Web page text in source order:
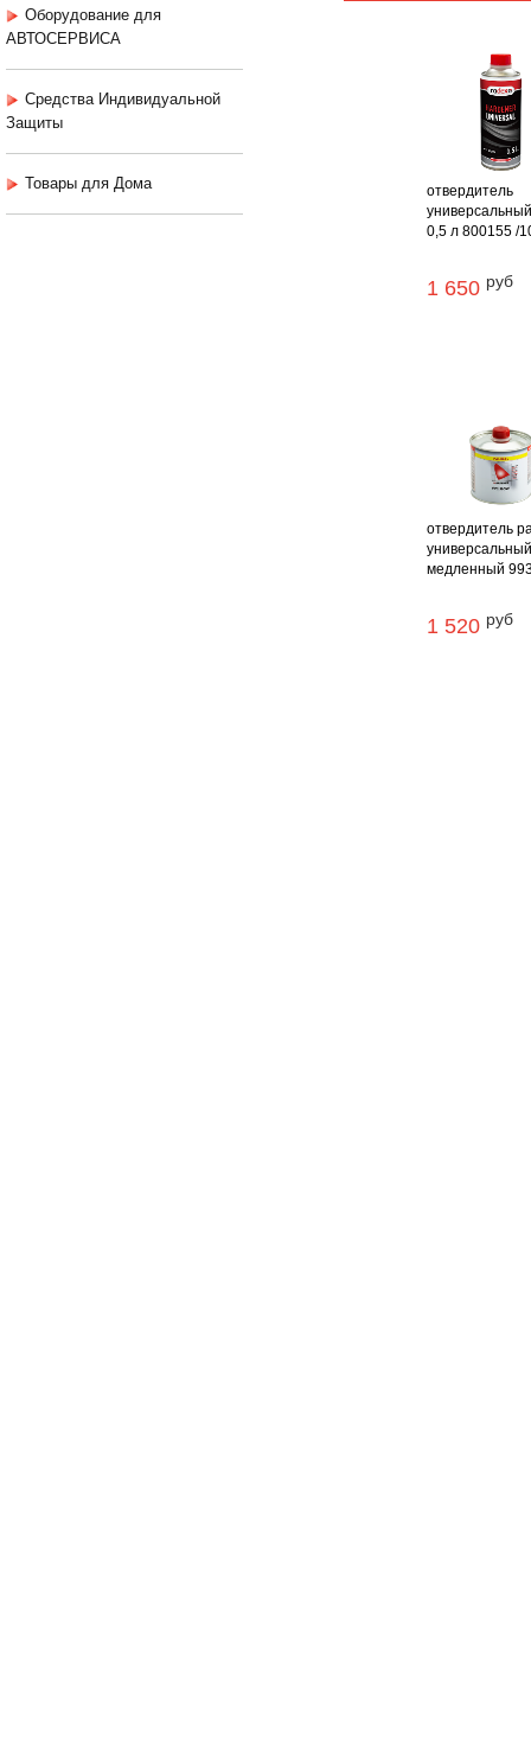
Оборудование для
АВТОСЕРВИСА
Средства Индивидуальной
Защиты
Товары для Дома
отвердитель
0,5 л 800155 /
1 650 руб
отвердитель
медленный
1 520 руб